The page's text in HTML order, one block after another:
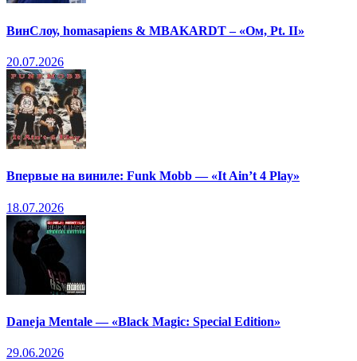
ВинСлоу, homasapiens & MBAKARDT – «Ом, Pt. II»
20.07.2026
Впервые на виниле: Funk Mobb — «It Ain’t 4 Play»
18.07.2026
Daneja Mentale — «Black Magic: Special Edition»
29.06.2026